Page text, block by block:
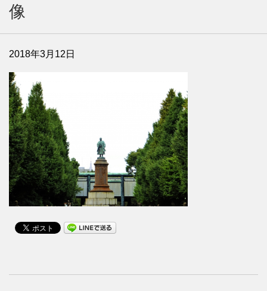
像
2018年3月12日